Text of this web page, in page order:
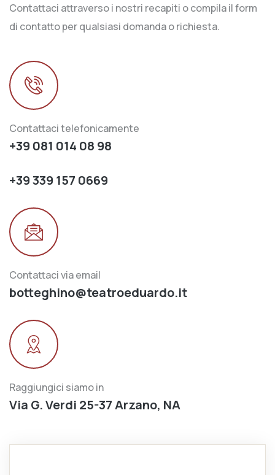
Contattaci attraverso i nostri recapiti o compila il form
di contatto per qualsiasi domanda o richiesta.
Contattaci telefonicamente
+39 081 014 08 98
+39 339 157 0669
Contattaci via email
botteghino@teatroeduardo.it
Raggiungici siamo in
Via G. Verdi 25-37 Arzano, NA